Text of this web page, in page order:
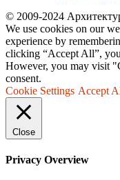
© 2009-2024
We use cookies on our
experience by
clicking “Accept All”,
However, you may visit
consent.
Cookie Settings Accept
Close
Privacy Overview